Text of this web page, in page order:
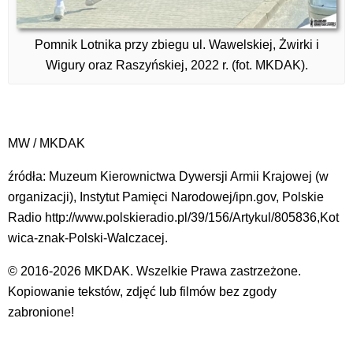
Pomnik Lotnika przy zbiegu ul. Wawelskiej, Żwirki i
Wigury oraz Raszyńskiej, 2022 r. (fot. MKDAK).
MW / MKDAK
źródła: Muzeum Kierownictwa Dywersji Armii Krajowej (w
organizacji), Instytut Pamięci Narodowej/ipn.gov, Polskie
Radio http://www.polskieradio.pl/39/156/Artykul/805836,Kot
wica-znak-Polski-Walczacej.
© 2016-2026 MKDAK. Wszelkie Prawa zastrzeżone.
Kopiowanie tekstów, zdjęć lub filmów bez zgody
zabronione!